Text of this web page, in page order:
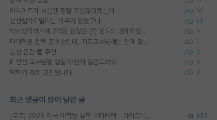
이사이트가 처음엔 정말 도움많이됐는데 16
신생랩가지말라는 이유가 있었구나 20
박사진학하기에 2억은 괜찮은 (?) 정도의 경제력인가요 9
타대학원 컨텍 준비중인데, 지도교수님께는 언제 말씀드려야 할까요? 2
통신 관련 랩 추천 3
K 전전 교수님들 랩실 어떤지 질문드려요! 3
막학기 자퇴 고민됩니다 3
최근 댓글이 많이 달린 글
[무료] 2026 미국 대학원 유학 스타터팩 - 가이드북 & 합격자 컨택메일 템플릿 653